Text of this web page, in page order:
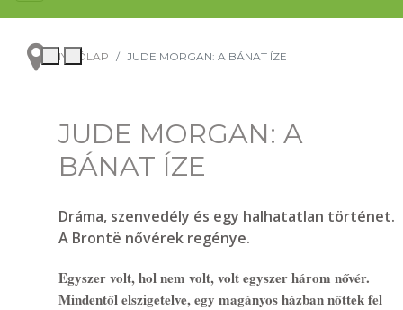
NYITÓLAP JUDE MORGAN: A BÁNAT ÍZE
JUDE MORGAN: A
BÁNAT ÍZE
Dráma, szenvedély és egy halhatatlan történet.
A Brontë nővérek regénye.
Egyszer volt, hol nem volt, volt egyszer három nővér.
Mindentől elszigetelve, egy magányos házban nőttek fel